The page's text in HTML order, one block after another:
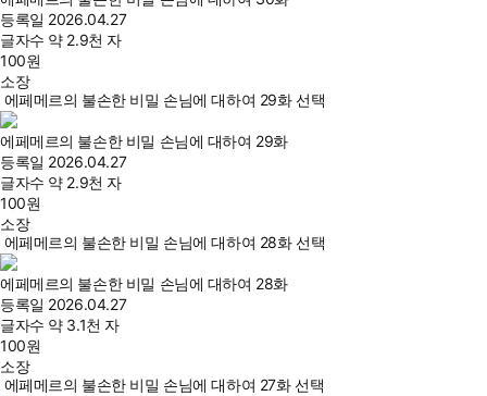
등록일 2026.04.27
글자수 약 2.9천 자
100원
소장
에페메르의 불손한 비밀 손님에 대하여 29화 선택
에페메르의 불손한 비밀 손님에 대하여 29화
등록일 2026.04.27
글자수 약 2.9천 자
100원
소장
에페메르의 불손한 비밀 손님에 대하여 28화 선택
에페메르의 불손한 비밀 손님에 대하여 28화
등록일 2026.04.27
글자수 약 3.1천 자
100원
소장
에페메르의 불손한 비밀 손님에 대하여 27화 선택